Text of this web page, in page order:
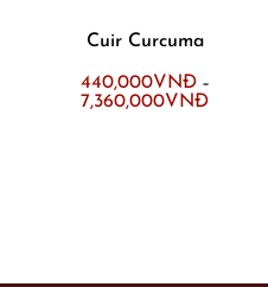
Cuir Curcuma
440,000VNĐ–
7,360,000VNĐ